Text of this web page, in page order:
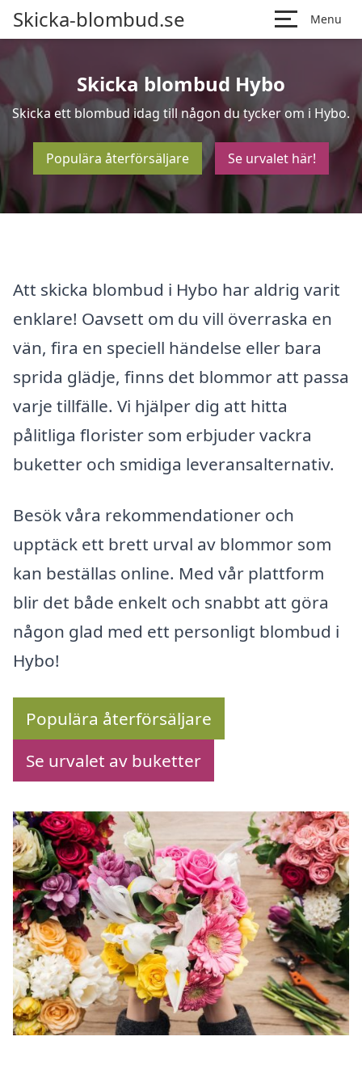
Skicka-blombud.se Menu
Skicka blombud Hybo
Skicka ett blombud idag till någon du tycker om i Hybo.
Populära återförsäljare Se urvalet här!
Att skicka blombud i Hybo har aldrig varit
enklare! Oavsett om du vill överraska en
vän, fira en speciell händelse eller bara
sprida glädje, finns det blommor att passa
varje tillfälle. Vi hjälper dig att hitta
pålitliga florister som erbjuder vackra
buketter och smidiga leveransalternativ.
Besök våra rekommendationer och
upptäck ett brett urval av blommor som
kan beställas online. Med vår plattform
blir det både enkelt och snabbt att göra
någon glad med ett personligt blombud i
Hybo!
Populära återförsäljare
Se urvalet av buketter